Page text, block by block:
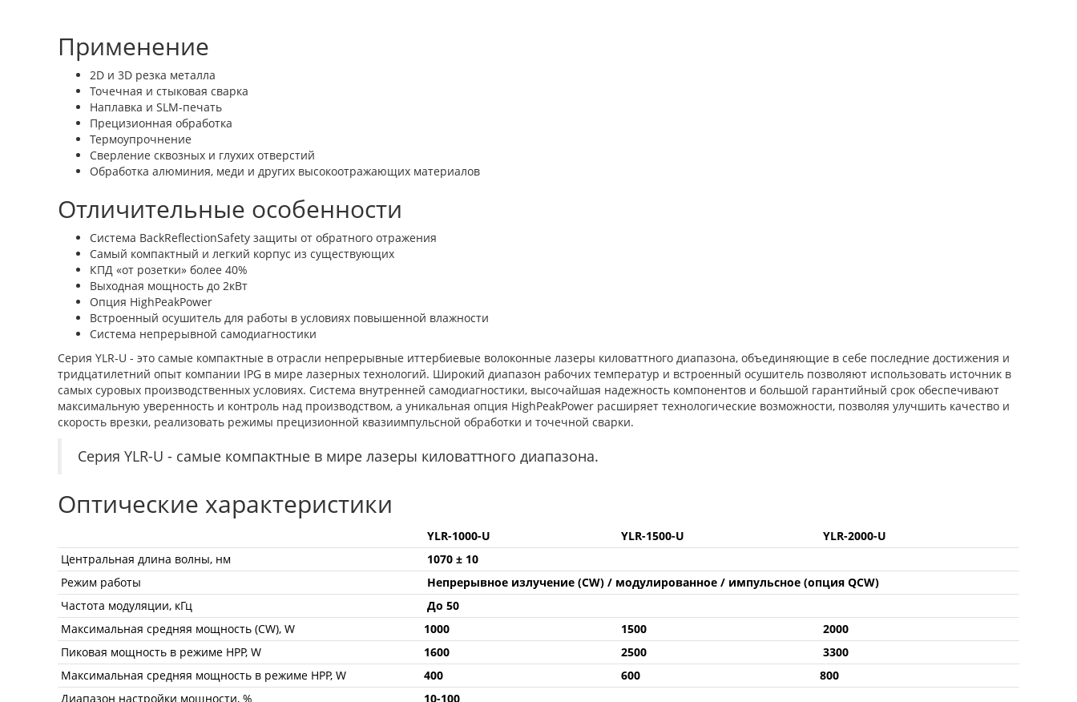
Применение
2D и 3D резка металла
Точечная и стыковая сварка
Наплавка и SLM-печать
Прецизионная обработка
Термоупрочнение
Сверление сквозных и глухих отверстий
Обработка алюминия, меди и других высокоотражающих материалов
Отличительные особенности
Система BackReflectionSafety защиты от обратного отражения
Самый компактный и легкий корпус из существующих
КПД «от розетки» более 40%
Выходная мощность до 2кВт
Опция HighPeakPower
Встроенный осушитель для работы в условиях повышенной влажности
Система непрерывной самодиагностики
Серия YLR-U - это самые компактные в отрасли непрерывные иттербиевые волоконные лазеры киловаттного диапазона, объединяющие в себе последние достижения и
тридцатилетний опыт компании IPG в мире лазерных технологий. Широкий диапазон рабочих температур и встроенный осушитель позволяют использовать источник в
самых суровых производственных условиях. Система внутренней самодиагностики, высочайшая надежность компонентов и большой гарантийный срок обеспечивают
максимальную уверенность и контроль над производством, а уникальная опция HighPeakPower расширяет технологические возможности, позволяя улучшить качество и
скорость врезки, реализовать режимы прецизионной квазиимпульсной обработки и точечной сварки.
Серия YLR-U - cамые компактные в мире лазеры киловаттного диапазона.
Оптические характеристики
YLR-1000-U YLR-1500-U
YLR-2000-U
Центральная длина волны, нм
1070 ± 10
Режим работы
Непрерывное излучение (CW) / модулированное / импульсное (опция QCW)
Частота модуляции, кГц
До 50
Максимальная средняя мощность (CW), W
1000 1500
2000
Пиковая мощность в режиме HPP, W
1600 2500
3300
Максимальная средняя мощность в режиме HPP, W
400 600
800
Диапазон настройки мощности, %
10-100